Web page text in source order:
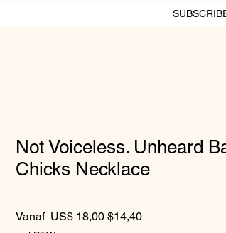
Not Voiceless. Unheard
Chicks Necklace
Vanaf US$ 18,00 Normale prijs
$14,40Verkoopprijs